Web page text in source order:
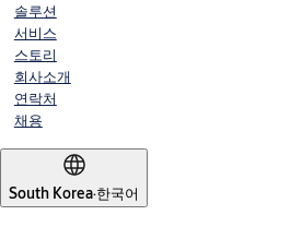
솔루션
서비스
스토리
회사소개
연락처
채용
South Korea·한국어